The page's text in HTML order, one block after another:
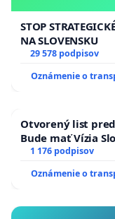
STOP
NA SLOVENSKU
29 578 podpisov
Oznámenie o
Otvorený list
Bude mať Vízia
1 176 podpisov
Oznámenie o